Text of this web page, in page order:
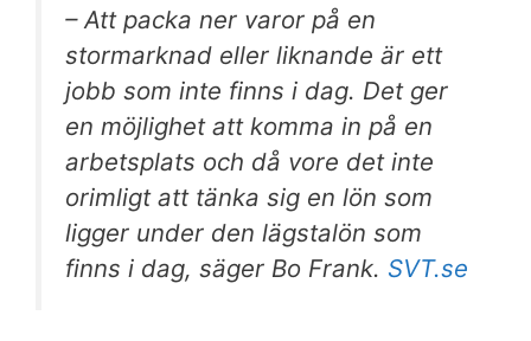
– Att packa ner varor på en
stormarknad eller liknande är ett
jobb som inte finns i dag. Det ger
en möjlighet att komma in på en
arbetsplats och då vore det inte
orimligt att tänka sig en lön som
ligger under den lägstalön som
finns i dag, säger Bo Frank. SVT.se